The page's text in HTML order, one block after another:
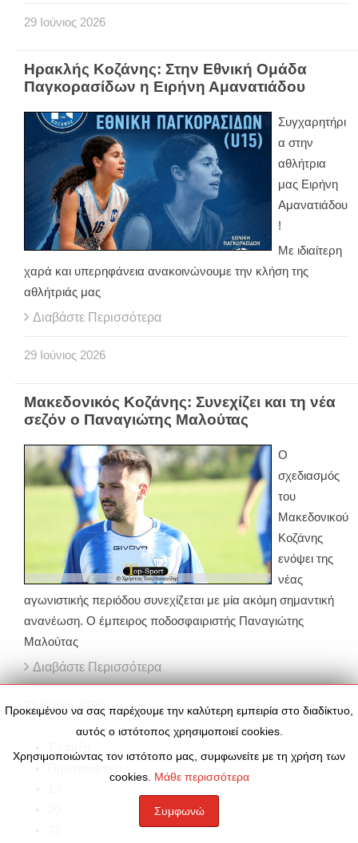
29 Ιούνιος 2026
Ηρακλής Κοζάνης: Στην Εθνική Ομάδα
Παγκορασίδων η Ειρήνη Αμανατιάδου
Συγχαρητήρι
α στην
αθλήτρια
μας Ειρήνη
Αμανατιάδου
!
Με ιδιαίτερη
χαρά και υπερηφάνεια ανακοινώνουμε την κλήση της
αθλήτριάς μας
Διαβάστε Περισσότερα
29 Ιούνιος 2026
Μακεδονικός Κοζάνης: Συνεχίζει και τη νέα
σεζόν ο Παναγιώτης Μαλούτας
Ο
σχεδιασμός
του
Μακεδονικού
Κοζάνης
ενόψει της
νέας
αγωνιστικής περιόδου συνεχίζεται με μία ακόμη σημαντική
ανανέωση. Ο έμπειρος ποδοσφαιριστής Παναγιώτης
Μαλούτας
Διαβάστε Περισσότερα
Ιούνιος
Προκειμένου να σας παρέχουμε την καλύτερη εμπειρία στο διαδίκτυο,
αυτός ο ιστότοπος χρησιμοποιεί cookies.
Χρησιμοποιώντας τον ιστότοπο μας, συμφωνείτε με τη χρήση των
cookies. Μάθε περισσότερα
Συμφωνώ